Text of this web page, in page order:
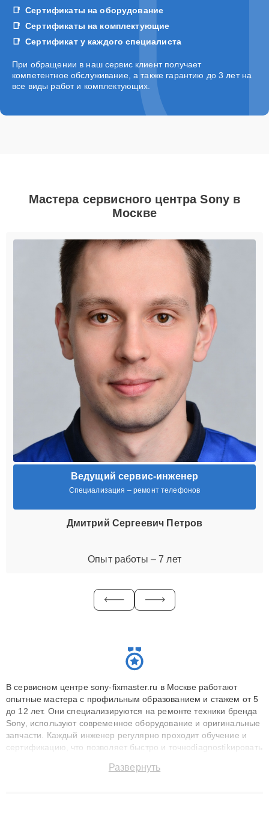
Сертификаты на оборудование
Сертификаты на комплектующие
Сертификат у каждого специалиста
При обращении в наш сервис клиент получает
компетентное обслуживание, а также гарантию до 3 лет на
все виды работ и комплектующих.
Мастера сервисного центра Sony в
Москве
Ведущий сервис-инженер
Специализация – ремонт телефонов
Дмитрий Сергеевич Петров
Опыт работы – 7 лет
В сервисном центре sony-fixmaster.ru в Москве работают
опытные мастера с профильным образованием и стажем от 5
до 12 лет. Они специализируются на ремонте техники бренда
Sony, используют современное оборудование и оригинальные
запчасти. Каждый инженер регулярно проходит обучение и
сертификацию, что позволяет быстро и точноdiagnostikировать
до 3 лет. Наши мастера решают сложные случаи: от замены
Развернуть